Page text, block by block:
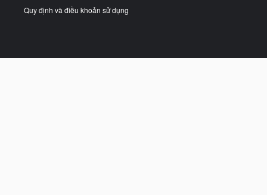
Quy định và điều khoản sử dụng